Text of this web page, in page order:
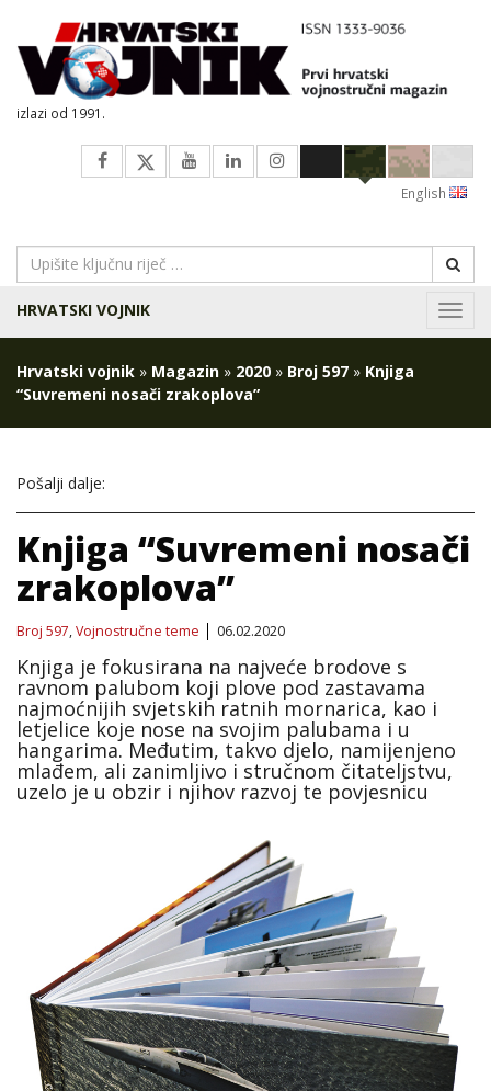
izlazi od 1991.
English
HRVATSKI VOJNIK
Hrvatski vojnik » Magazin » 2020 » Broj 597 » Knjiga
“Suvremeni nosači zrakoplova”
Pošalji dalje:
Knjiga “Suvremeni nosači
zrakoplova”
Broj 597,Vojnostručne teme 06.02.2020
Knjiga je fokusirana na najveće brodove s
ravnom palubom koji plove pod zastavama
najmoćnijih svjetskih ratnih mornarica, kao i
letjelice koje nose na svojim palubama i u
hangarima. Međutim, takvo djelo, namijenjeno
mlađem, ali zanimljivo i stručnom čitateljstvu,
uzelo je u obzir i njihov razvoj te povjesnicu